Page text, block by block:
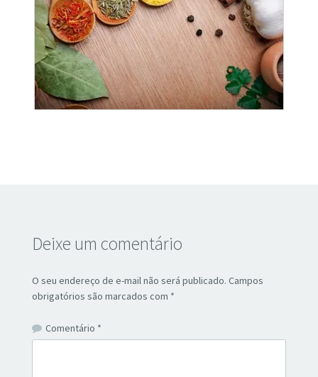
Deixe um comentário
O seu endereço de e-mail não será publicado. Campos
obrigatórios são marcados com *
Comentário *